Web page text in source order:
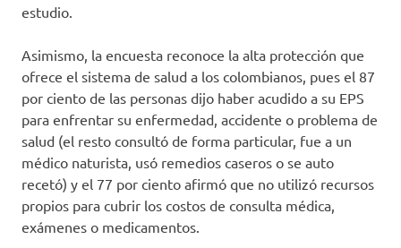
estudio.
Asimismo, la encuesta reconoce la alta protección que
ofrece el sistema de salud a los colombianos, pues el 87
por ciento de las personas dijo haber acudido a su EPS
para enfrentar su enfermedad, accidente o problema de
salud (el resto consultó de forma particular, fue a un
médico naturista, usó remedios caseros o se auto
recetó) y el 77 por ciento afirmó que no utilizó recursos
propios para cubrir los costos de consulta médica,
exámenes o medicamentos.